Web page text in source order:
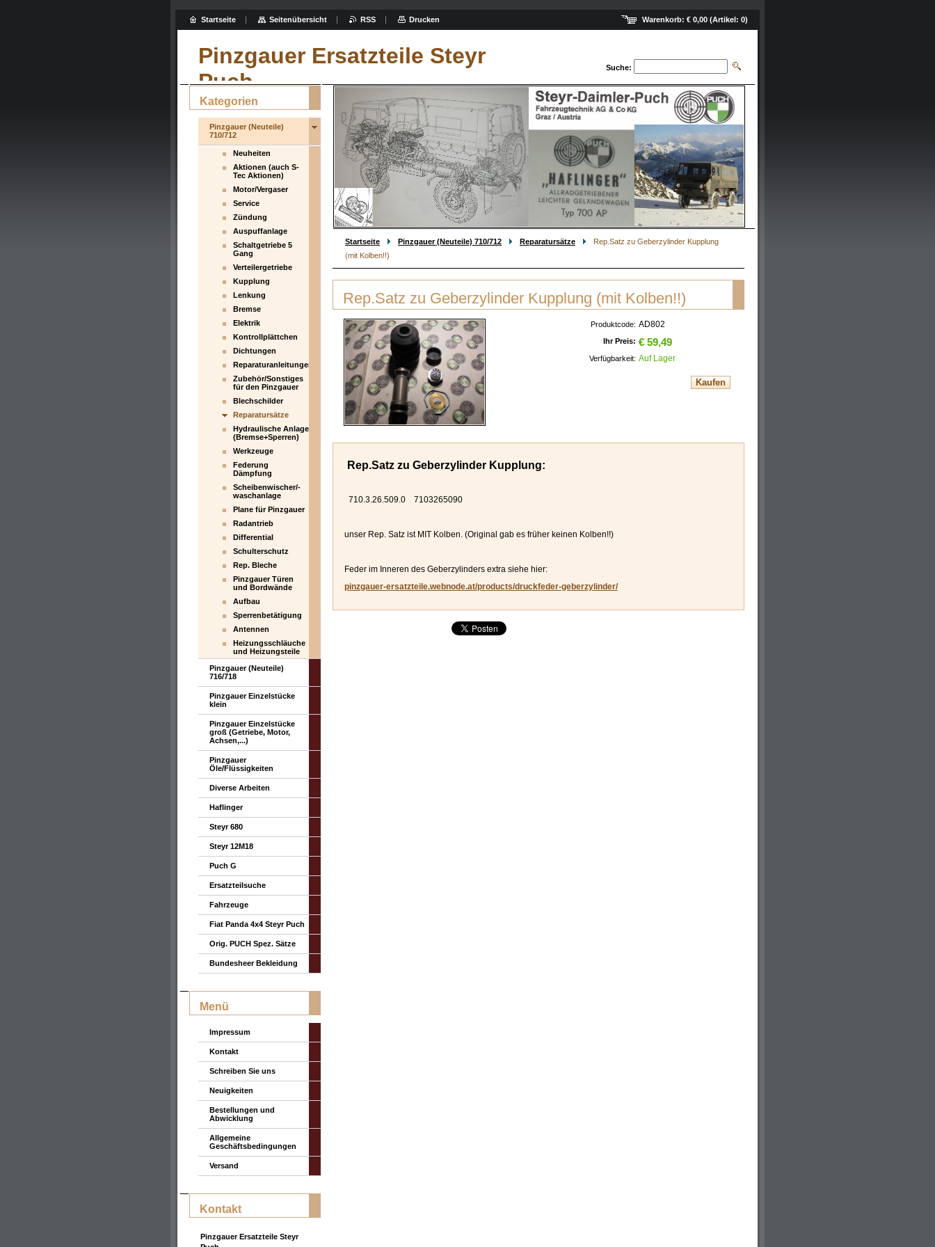
Pinzgauer Ersatzteile Steyr
Puch
Suche:
Startseite Pinzgauer (Neuteile) 710/712 Reparatursätze
Rep.Satz zu Geberzylinder Kupplung
(mit Kolben!!)
Rep.Satz zu Geberzylinder Kupplung (mit Kolben!!)
Produktcode: AD802
Ihr Preis: € 59,49
Verfügbarkeit: Auf Lager
Rep.Satz zu Geberzylinder Kupplung:
710.3.26.509.0 7103265090
unser Rep. Satz ist MIT Kolben. (Original gab es früher keinen Kolben!!)
Feder im Inneren des Geberzylinders extra siehe hier:
pinzgauer-ersatzteile.webnode.at/products/druckfeder-geberzylinder/
Kategorien
Pinzgauer (Neuteile)
710/712
Neuheiten
Aktionen (auch S-
Tec Aktionen)
Motor/Vergaser
Service
Zündung
Auspuffanlage
Schaltgetriebe 5
Gang
Verteilergetriebe
Kupplung
Lenkung
Bremse
Elektrik
Kontrollplättchen
Dichtungen
Reparaturanleitungen
Zubehör/Sonstiges
für den Pinzgauer
Blechschilder
Reparatursätze
Hydraulische Anlage
(Bremse+Sperren)
Werkzeuge
Federung
Dämpfung
Scheibenwischer/-
waschanlage
Plane für Pinzgauer
Radantrieb
Differential
Schulterschutz
Rep. Bleche
Pinzgauer Türen
und Bordwände
Aufbau
Sperrenbetätigung
Antennen
Heizungsschläuche
und Heizungsteile
Pinzgauer (Neuteile)
716/718
Pinzgauer Einzelstücke
klein
Pinzgauer Einzelstücke
groß (Getriebe, Motor,
Achsen,...)
Pinzgauer
Öle/Flüssigkeiten
Diverse Arbeiten
Haflinger
Steyr 680
Steyr 12M18
Puch G
Ersatzteilsuche
Fahrzeuge
Fiat Panda 4x4 Steyr Puch
Orig. PUCH Spez. Sätze
Bundesheer Bekleidung
Menü
Impressum
Kontakt
Schreiben Sie uns
Neuigkeiten
Bestellungen und
Abwicklung
Allgemeine
Geschäftsbedingungen
Versand
Kontakt
Pinzgauer Ersatzteile Steyr
Warenkorb: € 0,00 (Artikel: 0)
Startseite Seitenübersicht RSS Drucken